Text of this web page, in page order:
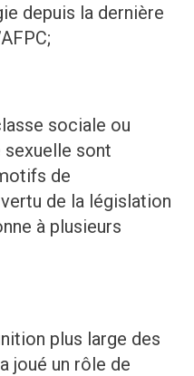
depuis la dernière
sociale ou
sont
de
de la législation
à plusieurs
plus large des
joué un rôle de